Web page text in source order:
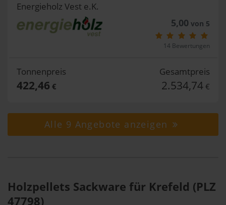
Energieholz Vest e.K.
5,00 von 5
14 Bewertungen
Tonnenpreis
422,46 €
Gesamtpreis
2.534,74 €
Alle 9 Angebote anzeigen
Holzpellets Sackware für Krefeld (PLZ
47798)